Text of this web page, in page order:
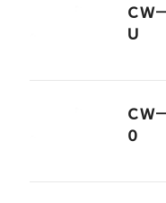
ＣＷ
Ｕ
ＣＷ
０